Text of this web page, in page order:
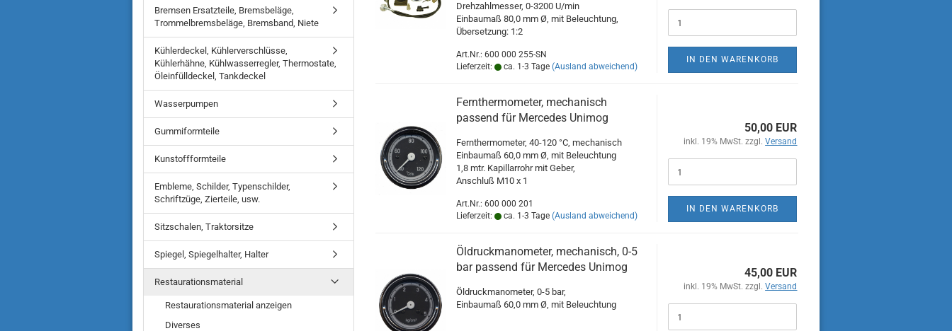
Drehzahlmesser, 0-3200 U/min
Einbaumaß 80,0 mm Ø, mit Beleuchtung,
Übersetzung: 1:2
Art.Nr.: 600 000 255-SN
Lieferzeit:
ca. 1-3 Tage (Ausland abweichend)
IN DEN WARENKORB
Fernthermometer, mechanisch
passend für Mercedes Unimog
Fernthermometer, 40-120 °C, mechanisch
Einbaumaß 60,0 mm Ø, mit Beleuchtung
1,8 mtr. Kapillarrohr mit Geber,
Anschluß M10 x 1
Art.Nr.: 600 000 201
Lieferzeit:
ca. 1-3 Tage (Ausland abweichend)
50,00 EUR
inkl. 19% MwSt. zzgl.Versand
IN DEN WARENKORB
Öldruckmanometer, mechanisch, 0-5
bar passend für Mercedes Unimog
Öldruckmanometer, 0-5 bar,
Einbaumaß 60,0 mm Ø, mit Beleuchtung
45,00 EUR
inkl. 19% MwSt. zzgl.Versand
Bremsen Ersatzteile, Bremsbeläge,
Trommelbremsbeläge, Bremsband, Niete
Kühlerdeckel, Kühlerverschlüsse,
Kühlerhähne, Kühlwasserregler, Thermostate,
Öleinfülldeckel, Tankdeckel
Wasserpumpen
Gummiformteile
Kunstoffformteile
Embleme, Schilder, Typenschilder,
Schriftzüge, Zierteile, usw.
Sitzschalen, Traktorsitze
Spiegel, Spiegelhalter, Halter
Restaurationsmaterial
Restaurationsmaterial anzeigen
Diverses